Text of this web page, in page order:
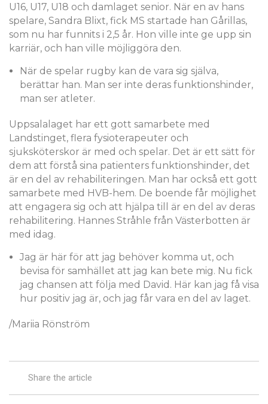
U16, U17, U18 och damlaget senior. När en av hans
spelare, Sandra Blixt, fick MS startade han Gårillas,
som nu har funnits i 2,5 år. Hon ville inte ge upp sin
karriär, och han ville möjliggöra den.
När de spelar rugby kan de vara sig själva,
berättar han. Man ser inte deras funktionshinder,
man ser atleter.
Uppsalalaget har ett gott samarbete med
Landstinget, flera fysioterapeuter och
sjuksköterskor är med och spelar. Det är ett sätt för
dem att förstå sina patienters funktionshinder, det
är en del av rehabiliteringen. Man har också ett gott
samarbete med HVB-hem. De boende får möjlighet
att engagera sig och att hjälpa till är en del av deras
rehabilitering. Hannes Stråhle från Västerbotten är
med idag.
Jag är här för att jag behöver komma ut, och
bevisa för samhället att jag kan bete mig. Nu fick
jag chansen att följa med David. Här kan jag få visa
hur positiv jag är, och jag får vara en del av laget.
/Mariia Rönström
Share the article